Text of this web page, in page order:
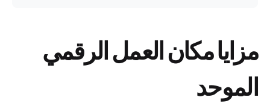
مزايا مكان العمل الرقمي
الموحد